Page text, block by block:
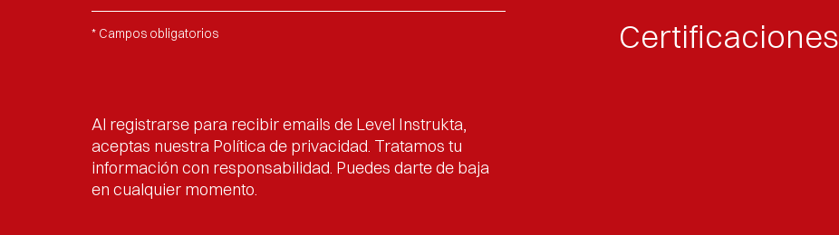
* Campos obligatorios
Al registrarse para recibir emails de Level Instrukta,
aceptas nuestra Política de privacidad. Tratamos tu
información con responsabilidad. Puedes darte de baja
en cualquier momento.
Certificaciones